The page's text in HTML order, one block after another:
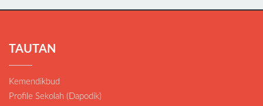
TAUTAN
Kemendikbud
Profile Sekolah (Dapodik)